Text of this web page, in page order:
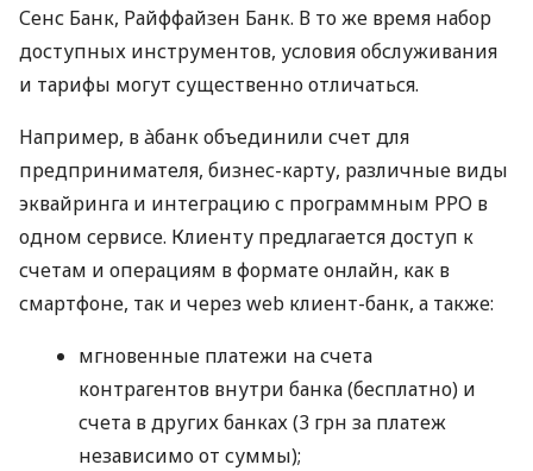
Сенс Банк, Райффайзен Банк. В то же время набор
доступных инструментов, условия обслуживания
и тарифы могут существенно отличаться.
Например, в àбанк объединили счет для
предпринимателя, бизнес-карту, различные виды
эквайринга и интеграцию с программным РРО в
одном сервисе. Клиенту предлагается доступ к
счетам и операциям в формате онлайн, как в
смартфоне, так и через web клиент-банк, а также:
мгновенные платежи на счета
контрагентов внутри банка (бесплатно) и
счета в других банках (3 грн за платеж
независимо от суммы);